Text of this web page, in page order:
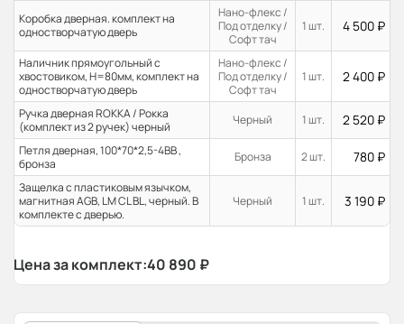
Коробка дверная. комплект на
одностворчатую дверь
Нано-флекс /
Под отделку /
Софт тач
1 шт. 4 500 ₽
Наличник прямоугольный с
хвостовиком, H=80мм, комплект на
одностворчатую дверь
Нано-флекс /
Под отделку /
Софт тач
1 шт. 2 400 ₽
Ручка дверная ROKKA / Рокка
(комплект из 2 ручек) черный
Черный 1 шт. 2 520 ₽
Петля дверная, 100*70*2,5-4ВВ ,
бронза
Бронза 2 шт. 780 ₽
Защелка с пластиковым язычком,
магнитная AGB, LM CL BL, черный. В
комплекте с дверью.
Черный 1 шт. 3 190 ₽
Цена за комплект:40 890 ₽